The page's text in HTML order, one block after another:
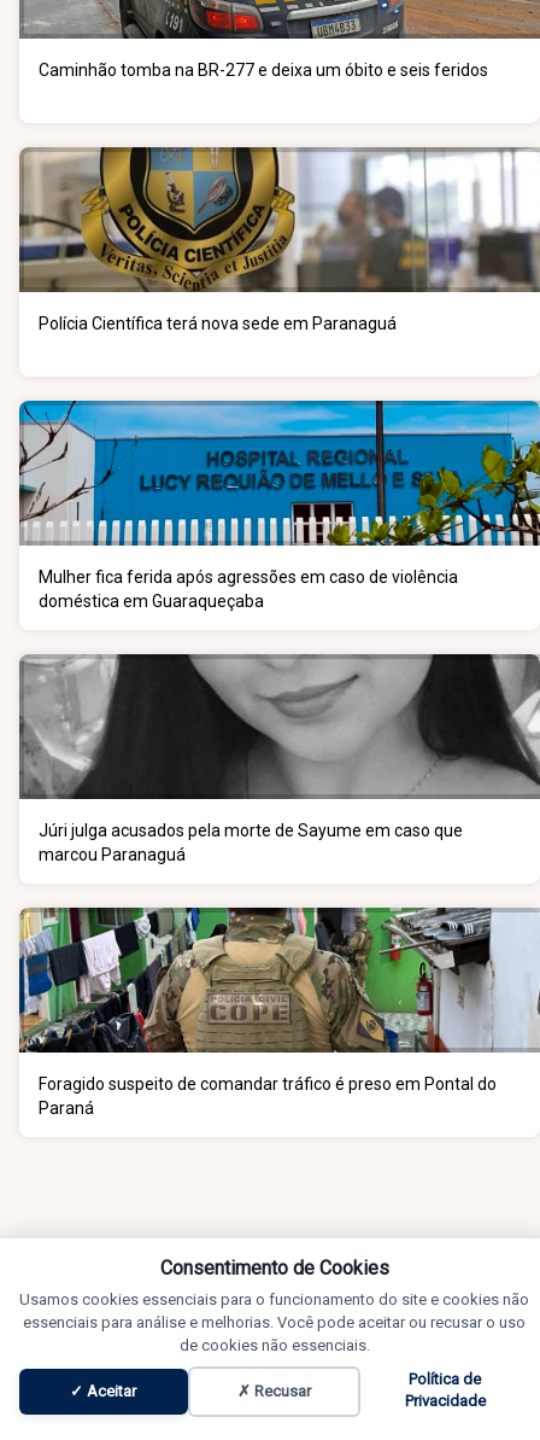
Caminhão tomba na BR-277 e deixa um óbito e seis feridos
Polícia Científica terá nova sede em Paranaguá
Mulher fica ferida após agressões em caso de violência
doméstica em Guaraqueçaba
Júri julga acusados pela morte de Sayume em caso que
marcou Paranaguá
Foragido suspeito de comandar tráfico é preso em Pontal do
Paraná
Notícias
Consentimento de Cookies
Usamos cookies essenciais para o funcionamento do site e cookies não
essenciais para análise e melhorias. Você pode aceitar ou recusar o uso
de cookies não essenciais.
✓ Aceitar ✗ Recusar
Política de
Privacidade